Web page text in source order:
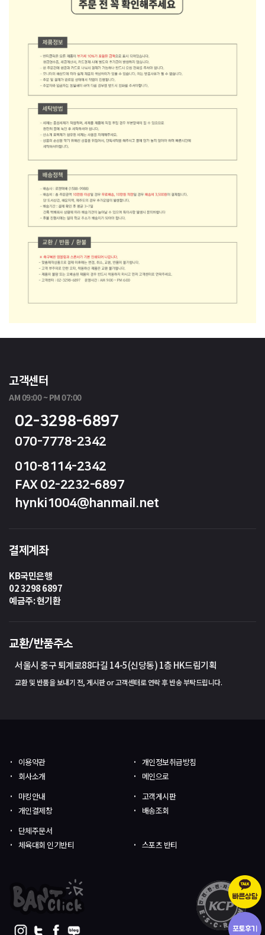
고객센터
AM 09:00 ~ PM 07:00
02-3298-6897
070-7778-2342
010-8114-2342
FAX 02-2232-6897
hynki1004@hanmail.net
결제계좌
KB국민은행
02 3298 6897
예금주: 현기환
교환/반품주소
서울시 중구 퇴계로88다길 14-5(신당동) 1층 HK드림기획
교환 및 반품을 보내기 전, 게시판 or 고객센터로 연락 후 반송 부탁드립니다.
이용약관
개인정보취급방침
회사소개
메인으로
마킹안내
고객게시판
개인결제창
배송조회
단체주문서
체육대회 인기반티
스포츠 반티